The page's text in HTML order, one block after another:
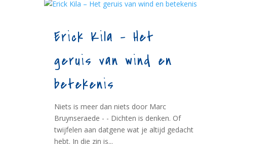
Erick Kila – Het
geruis van wind en
betekenis
Niets is meer dan niets door Marc
Bruynseraede - - Dichten is denken. Of
twijfelen aan datgene wat je altijd gedacht
hebt. In die zin is...